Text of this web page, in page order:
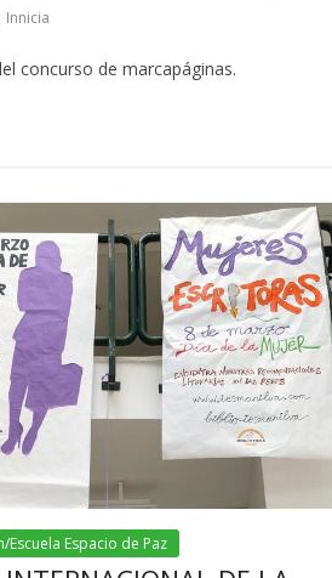
Innicia
concurso de marcapáginas.
Escuela Espacio de Paz